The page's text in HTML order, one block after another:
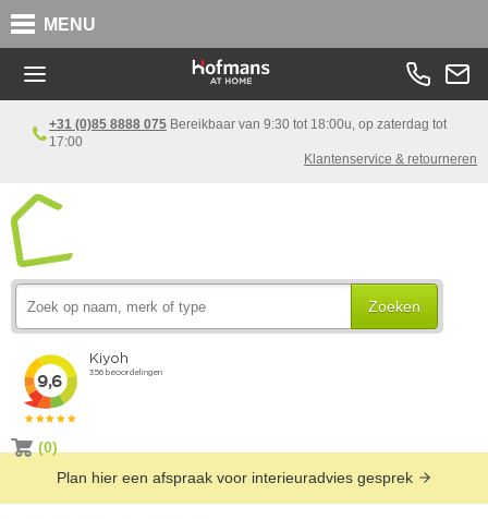
MENU
+31 (0)85 8888 075 Bereikbaar van 9:30 tot 18:00u, op zaterdag tot
17:00
Klantenservice & retourneren
Zoeken
(0)
Plan hier een afspraak voor interieuradvies gesprek